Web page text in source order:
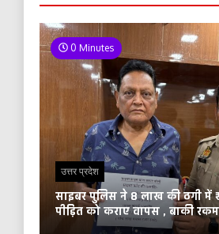
0 Minutes
उत्तर प्रदेश
साइबर पुलिस ने 8 लाख की ठगी में
पीड़ित को कराए वापस , बाकी